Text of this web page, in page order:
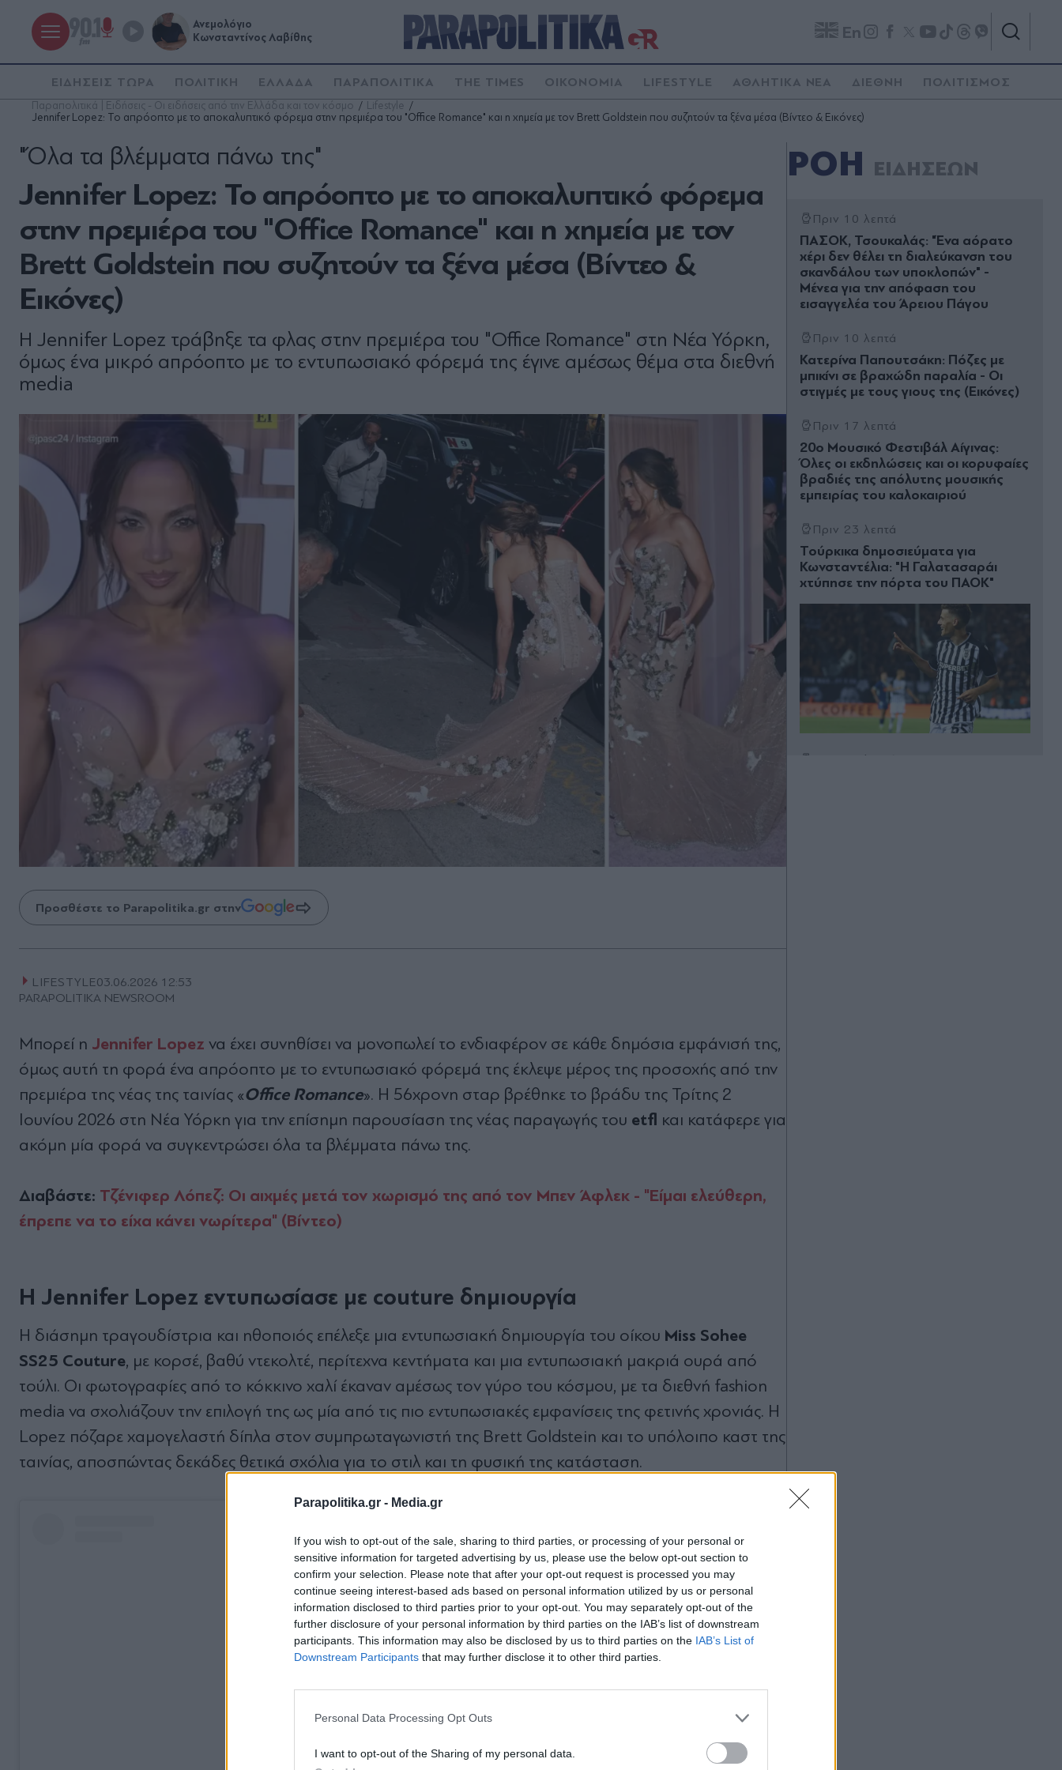
Parapolitika.gr - Media.gr
If you wish to opt-out of the sale, sharing to third parties, or processing of your personal or
sensitive information for targeted advertising by us, please use the below opt-out section to
confirm your selection. Please note that after your opt-out request is processed you may
continue seeing interest-based ads based on personal information utilized by us or personal
information disclosed to third parties prior to your opt-out. You may separately opt-out of the
further disclosure of your personal information by third parties on the IAB’s list of downstream
participants. This information may also be disclosed by us to third parties on the IAB’s List of
Downstream Participants that may further disclose it to other third parties.
Personal Data Processing Opt Outs
I want to opt-out of the Sharing of my personal data.
Ανεμολόγιο
Κωνσταντίνος Λαβίθης
En
ΕΙΔΗΣΕΙΣ ΤΩΡΑ ΠΟΛΙΤΙΚΗ ΕΛΛΑΔΑ ΠΑΡΑΠΟΛΙΤΙΚΑ THE TIMES ΟΙΚΟΝΟΜΙΑ LIFESTYLE ΑΘΛΗΤΙΚΑ ΝΕΑ ΔΙΕΘΝΗ ΠΟΛΙΤΙΣΜΟΣ
Παραπολιτικά | Ειδήσεις - Οι ειδήσεις από την Ελλάδα και τον κόσμο
Lifestyle
Jennifer Lopez: Το απρόοπτο με το αποκαλυπτικό φόρεμα στην πρεμιέρα του "Office Romance" και η χημεία με τον Brett Goldstein που συζητούν τα ξένα μέσα (Βίντεο & Εικόνες)
Jennifer Lopez: Το απρόοπτο με το αποκαλυπτικό φόρεμα
στην πρεμιέρα του "Office Romance" και η χημεία με τον
Brett Goldstein που συζητούν τα ξένα μέσα (Βίντεο &
Εικόνες)
"Όλα τα βλέμματα πάνω της"
Η Jennifer Lopez τράβηξε τα φλας στην πρεμιέρα του "Office Romance" στη Νέα Υόρκη,
όμως ένα μικρό απρόοπτο με το εντυπωσιακό φόρεμά της έγινε αμέσως θέμα στα διεθνή
media
Προσθέστε το Parapolitika.gr στην
LIFESTYLE03.06.2026 12:53
PARAPOLITIKA NEWSROOM
Μπορεί η Jennifer Lopez να έχει συνηθίσει να μονοπωλεί το ενδιαφέρον σε κάθε δημόσια εμφάνισή της,
όμως αυτή τη φορά ένα απρόοπτο με το εντυπωσιακό φόρεμά της έκλεψε μέρος της προσοχής από την
πρεμιέρα της νέας της ταινίας «Office Romance». Η 56χρονη σταρ βρέθηκε το βράδυ της Τρίτης 2
Ιουνίου 2026 στη Νέα Υόρκη για την επίσημη παρουσίαση της νέας παραγωγής του etfl και κατάφερε για
ακόμη μία φορά να συγκεντρώσει όλα τα βλέμματα πάνω της.
Διαβάστε: Τζένιφερ Λόπεζ: Οι αιχμές μετά τον χωρισμό της από τον Μπεν Άφλεκ - "Είμαι ελεύθερη,
έπρεπε να το είχα κάνει νωρίτερα" (Βίντεο)
Η Jennifer Lopez εντυπωσίασε με couture δημιουργία
Η διάσημη τραγουδίστρια και ηθοποιός επέλεξε μια εντυπωσιακή δημιουργία του οίκου Miss Sohee
SS25 Couture, με κορσέ, βαθύ ντεκολτέ, περίτεχνα κεντήματα και μια εντυπωσιακή μακριά ουρά από
τούλι. Οι φωτογραφίες από το κόκκινο χαλί έκαναν αμέσως τον γύρο του κόσμου, με τα διεθνή fashion
media να σχολιάζουν την επιλογή της ως μία από τις πιο εντυπωσιακές εμφανίσεις της φετινής χρονιάς. Η
Lopez πόζαρε χαμογελαστή δίπλα στον συμπρωταγωνιστή της Brett Goldstein και το υπόλοιπο καστ της
ταινίας, αποσπώντας δεκάδες θετικά σχόλια για το στιλ και τη φυσική της κατάσταση.
ΡΟΗ ΕΙΔΗΣΕΩΝ
Πριν 10 λεπτά
ΠΑΣΟΚ, Τσουκαλάς: "Ένα αόρατο
χέρι δεν θέλει τη διαλεύκανση του
σκανδάλου των υποκλοπών" -
Μένεα για την απόφαση του
εισαγγελέα του Άρειου Πάγου
Πριν 10 λεπτά
Κατερίνα Παπουτσάκη: Πόζες με
μπικίνι σε βραχώδη παραλία - Οι
στιγμές με τους γιους της (Εικόνες)
Πριν 17 λεπτά
20ο Μουσικό Φεστιβάλ Αίγινας:
Όλες οι εκδηλώσεις και οι κορυφαίες
βραδιές της απόλυτης μουσικής
εμπειρίας του καλοκαιριού
Πριν 23 λεπτά
Τούρκικα δημοσιεύματα για
Κωνσταντέλια: "Η Γαλατασαράι
χτύπησε την πόρτα του ΠΑΟΚ"
Πριν 28 λεπτά
newsletter